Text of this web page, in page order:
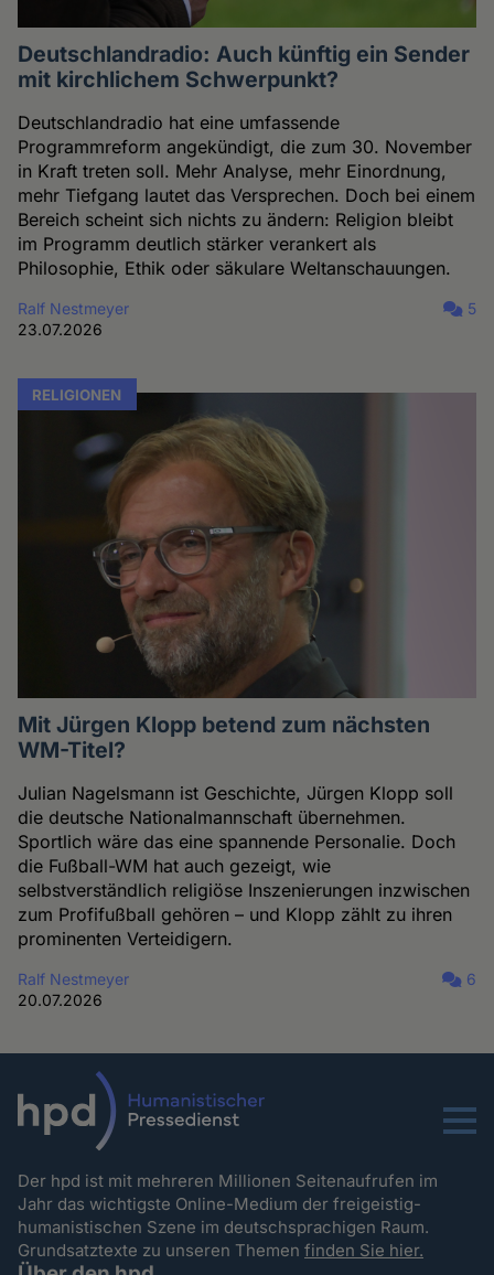
Deutschlandradio: Auch künftig ein Sender
mit kirchlichem Schwerpunkt?
Deutschlandradio hat eine umfassende
Programmreform angekündigt, die zum 30. November
in Kraft treten soll. Mehr Analyse, mehr Einordnung,
mehr Tiefgang lautet das Versprechen. Doch bei einem
Bereich scheint sich nichts zu ändern: Religion bleibt
im Programm deutlich stärker verankert als
Philosophie, Ethik oder säkulare Weltanschauungen.
Ralf Nestmeyer
23.07.2026
5
RELIGIONEN
Mit Jürgen Klopp betend zum nächsten
WM-Titel?
Julian Nagelsmann ist Geschichte, Jürgen Klopp soll
die deutsche Nationalmannschaft übernehmen.
Sportlich wäre das eine spannende Personalie. Doch
die Fußball-WM hat auch gezeigt, wie
selbstverständlich religiöse Inszenierungen inzwischen
zum Profifußball gehören – und Klopp zählt zu ihren
prominenten Verteidigern.
Ralf Nestmeyer
20.07.2026
6
Menu
Der hpd ist mit mehreren Millionen Seitenaufrufen im
Jahr das wichtigste Online-Medium der freigeistig-
humanistischen Szene im deutschsprachigen Raum.
Grundsatztexte zu unseren Themenfinden Sie hier.